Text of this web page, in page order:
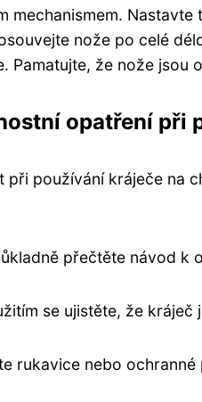
mechanismem.
nože po celé
Pamatujte, že nože jsou
opatření při
při používání kráječe na
přečtěte návod k
se ujistěte, že kráječ
rukavice nebo